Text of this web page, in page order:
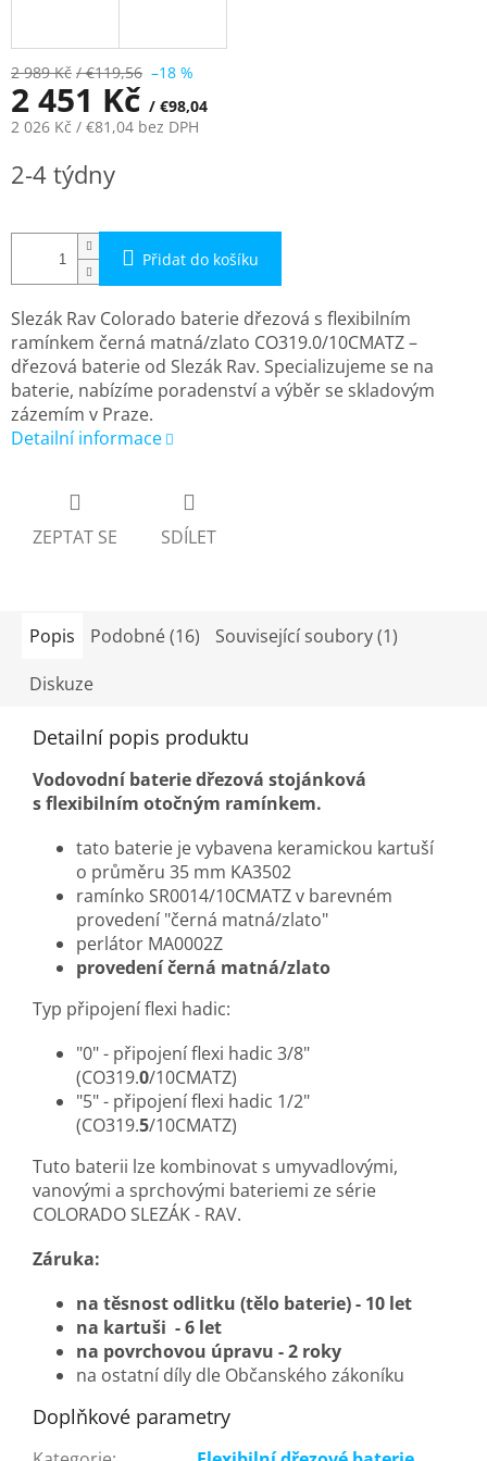
2 989 Kč / €119,56 –18 %
2 451 Kč / €98,04
2 026 Kč / €81,04 bez DPH
cena:
2-4 týdny
Přidat do košíku
Slezák Rav Colorado baterie dřezová s flexibilním
ramínkem černá matná/zlato CO319.0/10CMATZ –
dřezová baterie od Slezák Rav. Specializujeme se na
baterie, nabízíme poradenství a výběr se skladovým
zázemím v Praze.
Detailní informace
ZEPTAT SE SDÍLET
Popis Podobné (16)
Související soubory (1)
Diskuze
Detailní popis produktu
Vodovodní baterie dřezová stojánková
s flexibilním otočným ramínkem.
tato baterie je vybavena keramickou kartuší
o průměru 35 mm KA3502
ramínko SR0014/10CMATZ v barevném
provedení "černá matná/zlato"
perlátor MA0002Z
provedení černá matná/zlato
Typ připojení flexi hadic:
"0" - připojení flexi hadic 3/8"
(CO319.0/10CMATZ)
"5" - připojení flexi hadic 1/2"
(CO319.5/10CMATZ)
Tuto baterii lze kombinovat s umyvadlovými,
vanovými a sprchovými bateriemi ze série
COLORADOSLEZÁK - RAV.
Záruka:
na těsnost odlitku (tělo baterie) - 10 let
na kartuši - 6 let
na povrchovou úpravu - 2 roky
na ostatní díly dle Občanského zákoníku
Doplňkové parametry